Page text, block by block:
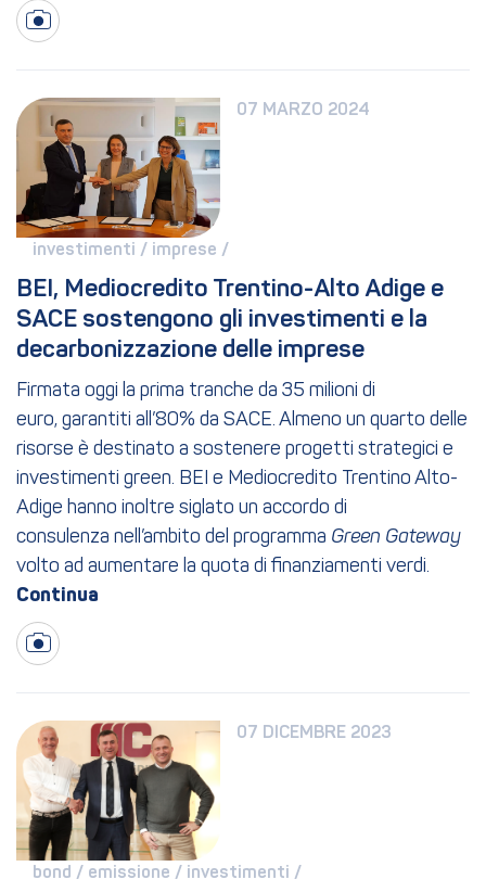
07 MARZO 2024
investimenti / imprese /
BEI, Mediocredito Trentino-Alto Adige e
SACE sostengono gli investimenti e la
decarbonizzazione delle imprese
Firmata oggi la prima tranche da 35 milioni di
euro, garantiti all’80% da SACE. Almeno un quarto delle
risorse è destinato a sostenere progetti strategici e
investimenti green. BEI e Mediocredito Trentino Alto-
Adige hanno inoltre siglato un accordo di
consulenza nell’ambito del programma Green Gateway
volto ad aumentare la quota di finanziamenti verdi.
07 DICEMBRE 2023
bond / emissione / investimenti /